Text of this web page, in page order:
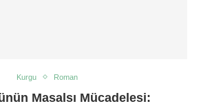
Kurgu Roman
Masalsı Mücadelesi: